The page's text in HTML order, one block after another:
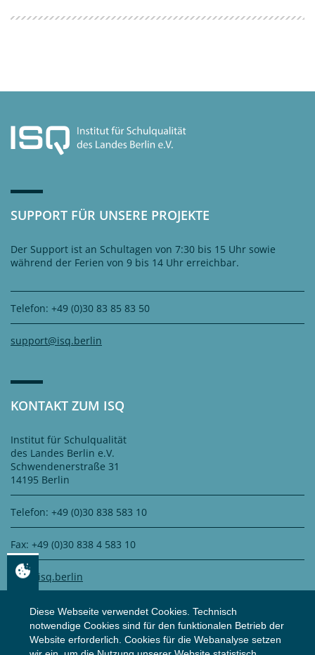
SUPPORT FÜR UNSERE PROJEKTE
Der Support ist an Schultagen von 7:30 bis 15 Uhr sowie
während der Ferien von 9 bis 14 Uhr erreichbar.
Telefon: +49 (0)30 83 85 83 50
support@isq.berlin
KONTAKT ZUM ISQ
Institut für Schulqualität
des Landes Berlin e.V.
Schwendenerstraße 31
14195 Berlin
Telefon: +49 (0)30 838 583 10
Fax: +49 (0)30 838 4 583 10
info@isq.berlin
DATENSCHUTZ
Diese Webseite verwendet Cookies. Technisch
notwendige Cookies sind für den funktionalen Betrieb der
Website erforderlich. Cookies für die Webanalyse setzen